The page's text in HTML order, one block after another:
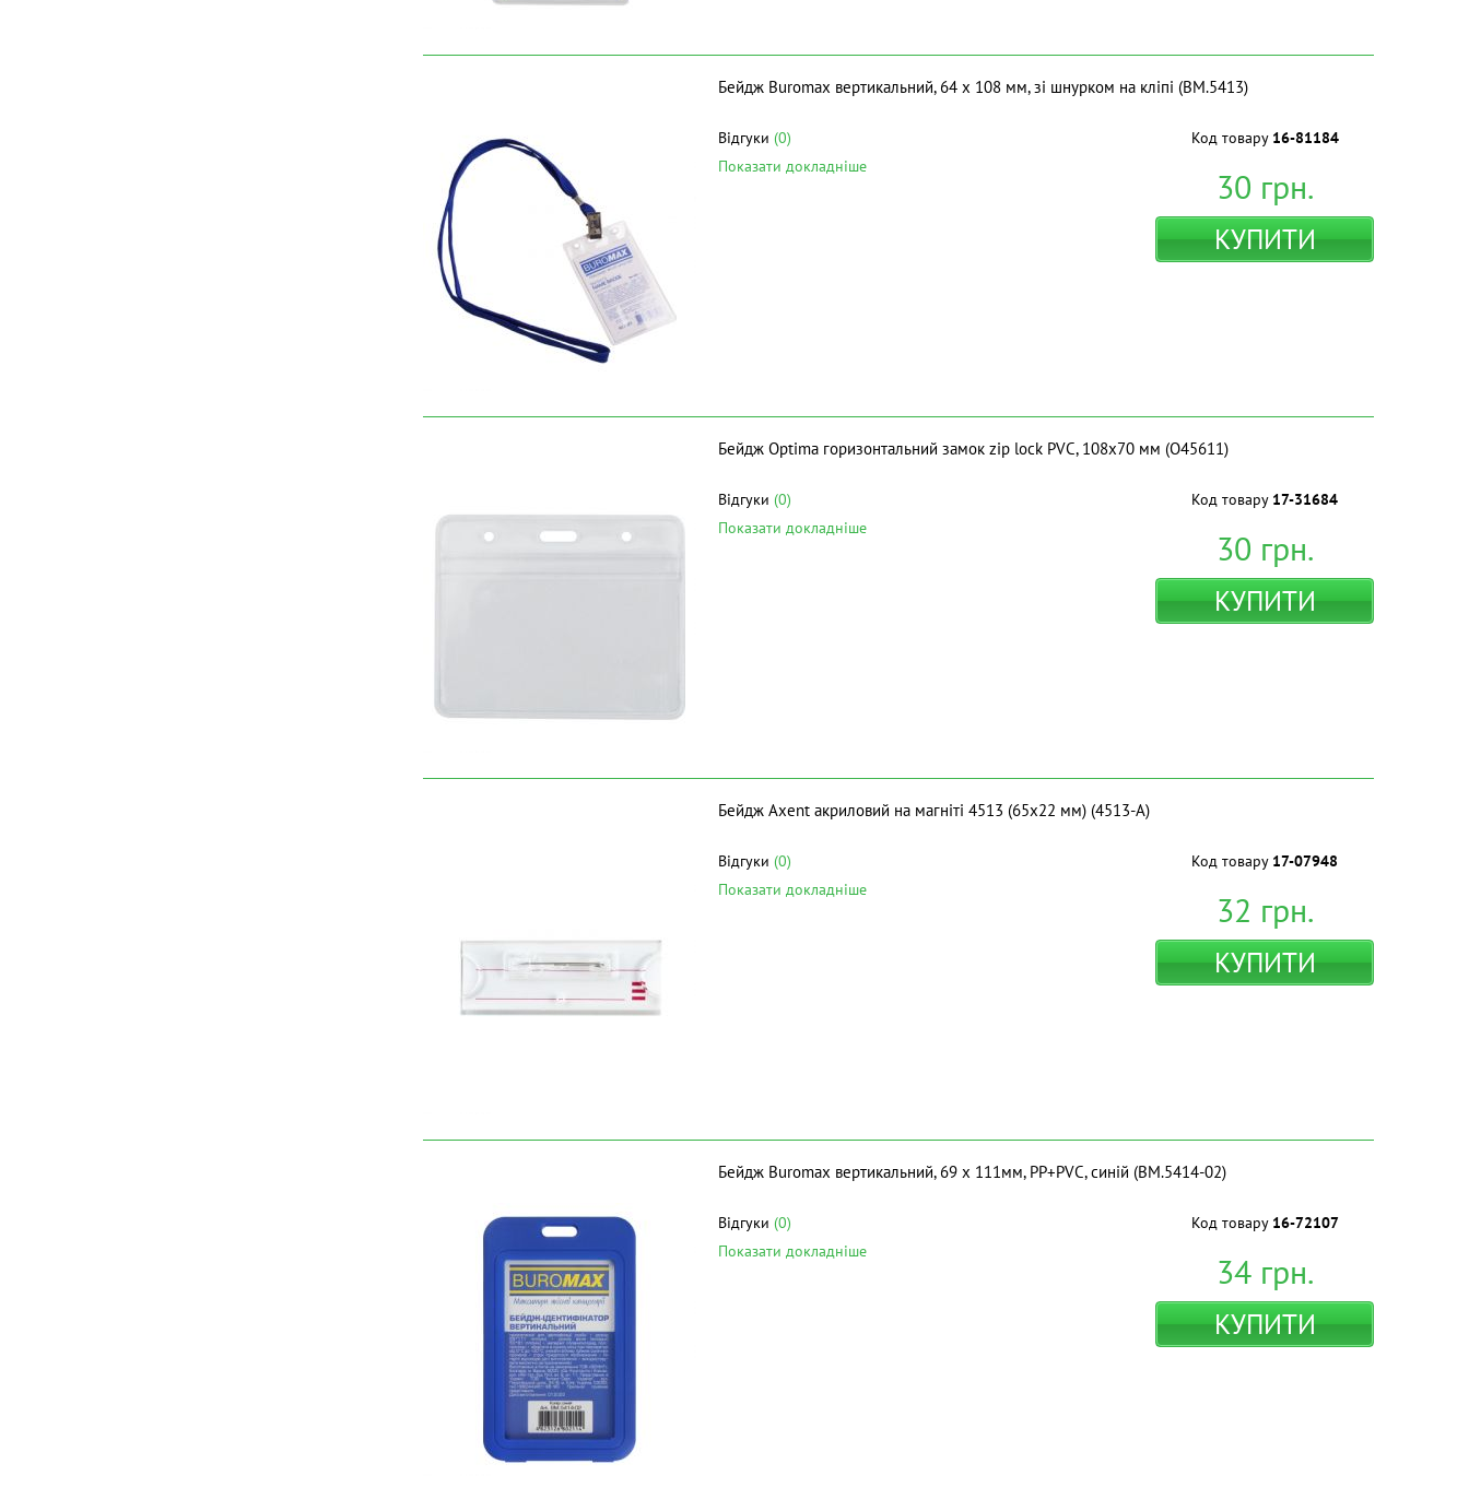
Бейдж Buromax вертикальний, 64 х 108 мм, зі шнурком на кліпі (BM.5413)
Відгуки (0)
Показати докладніше
Код товару 16-81184
30 грн.
КУПИТИ
Бейдж Optima горизонтальний замок zip lock PVC, 108х70 мм (O45611)
Відгуки (0)
Показати докладніше
Код товару 17-31684
30 грн.
КУПИТИ
Бейдж Axent акриловий на магніті 4513 (65х22 мм) (4513-A)
Відгуки (0)
Показати докладніше
Код товару 17-07948
32 грн.
КУПИТИ
Бейдж Buromax вертикальний, 69 х 111мм, PP+PVC, синій (BM.5414-02)
Відгуки (0)
Показати докладніше
Код товару 16-72107
34грн.
КУПИТИ